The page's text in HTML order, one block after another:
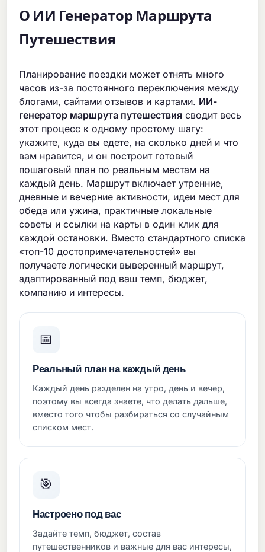
О ИИ Генератор Маршрута
Путешествия
Планирование поездки может отнять много
часов из-за постоянного переключения между
блогами, сайтами отзывов и картами. ИИ-
генератор маршрута путешествия сводит весь
этот процесс к одному простому шагу:
укажите, куда вы едете, на сколько дней и что
вам нравится, и он построит готовый
пошаговый план по реальным местам на
каждый день. Маршрут включает утренние,
дневные и вечерние активности, идеи мест для
обеда или ужина, практичные локальные
советы и ссылки на карты в один клик для
каждой остановки. Вместо стандартного списка
«топ-10 достопримечательностей» вы
получаете логически выверенный маршрут,
адаптированный под ваш темп, бюджет,
компанию и интересы.
📅
Реальный план на каждый день
Каждый день разделен на утро, день и вечер,
поэтому вы всегда знаете, что делать дальше,
вместо того чтобы разбираться со случайным
списком мест.
🎯
Настроено под вас
Задайте темп, бюджет, состав
путешественников и важные для вас интересы,